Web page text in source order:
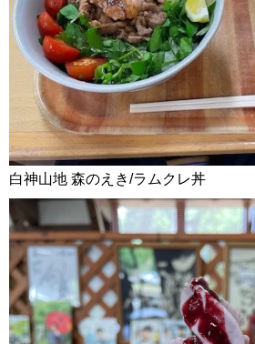
白神山地 森のえき/ラムクレ丼